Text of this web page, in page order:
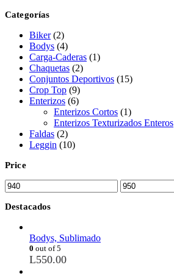
Categorías
Biker (2)
Bodys (4)
Carga-Caderas (1)
Chaquetas (2)
Conjuntos Deportivos (15)
Crop Top (9)
Enterizos (6)
Enterizos Cortos (1)
Enterizos Texturizados Enteros
Faldas (2)
Leggin (10)
Price
Destacados
Bodys, Sublimado
0 out of 5
L550.00